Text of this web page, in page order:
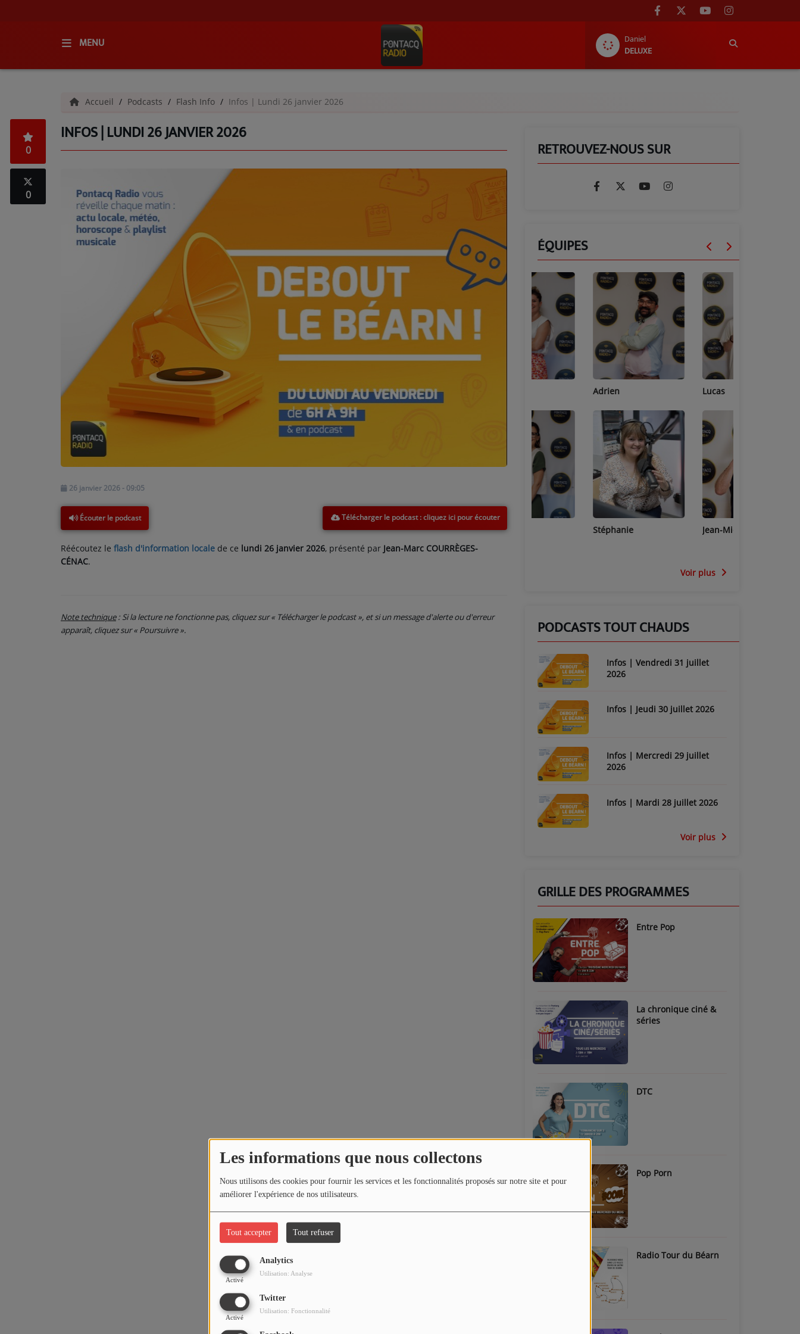
Les informations que nous collectons
Nous utilisons des cookies pour fournir les services et les fonctionnalités proposés sur notre site et pour
améliorer l'expérience de nos utilisateurs.
Tout accepter Tout refuser
Analytics
Activé
Utilisation: Analyse
Twitter
Activé
Utilisation: Fonctionnalité
MENU
Daniel
DELUXE
QUI SOMMES-NOUS ?
GRILLE DES PROGRAMMES
C'ÉTAIT QUOI CE TITRE ?
VOS ÉMISSIONS EN IMAGES
ANNONCEURS & ESPACE PRO
VOTRE PUBLICITÉ SUR PONTACQ RADIO
LOCATION DE STUDIOS
ÉDUCATION AUX MÉDIAS ET À
L'INFORMATION
EN QUOI ÇA CONSISTE ?
ÉCOUTEZ LES PRODUCTIONS
RECRUTEMENT
VENEZ DANS LE PUBLIC !
Accueil Podcasts Flash Info Infos | Lundi 26 janvier 2026
INFOS | LUNDI 26 JANVIER 2026
0
0
26 janvier 2026 - 09:05
Écouter le podcast Télécharger le podcast
Réécoutez le flash d'information locale de ce lundi 26 janvier 2026, présenté par Jean-Marc COURRÈGES-
CÉNAC.
Note technique: Si la lecture ne fonctionne pas, cliquez sur « Télécharger le podcast », et si un message d'alerte ou d'erreur
apparaît, cliquez sur « Poursuivre ».
RETROUVEZ-NOUS SUR
ÉQUIPES
Marion
Émilie
Voir plus
PODCASTS TOUT CHAUDS
Infos | Vendredi 31 juillet
2026
Infos | Jeudi 30 juillet 2026
Infos | Mercredi 29 juillet
2026
Infos | Mardi 28 juillet 2026
Voir plus
GRILLE DES PROGRAMMES
Entre Pop
La chronique ciné &
séries
DTC
Pop Porn
Radio Tour du Béarn